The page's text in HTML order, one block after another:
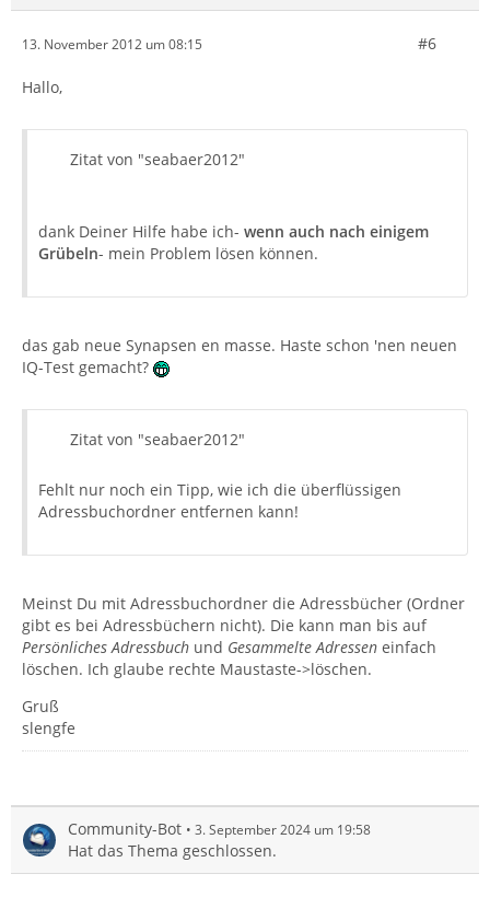
13. November 2012 um 08:15 #6
Hallo,
Zitat von "seabaer2012"
dank Deiner Hilfe habe ich- wenn auch nach einigem
Grübeln- mein Problem lösen können.
das gab neue Synapsen en masse. Haste schon 'nen neuen
IQ-Test gemacht?
Zitat von "seabaer2012"
Fehlt nur noch ein Tipp, wie ich die überflüssigen
Adressbuchordner entfernen kann!
Meinst Du mit Adressbuchordner die Adressbücher (Ordner
gibt es bei Adressbüchern nicht). Die kann man bis auf
Persönliches Adressbuch und Gesammelte Adressen einfach
löschen. Ich glaube rechte Maustaste->löschen.
Gruß
slengfe
Community-Bot 3. September 2024 um 19:58
Hat das Thema geschlossen.